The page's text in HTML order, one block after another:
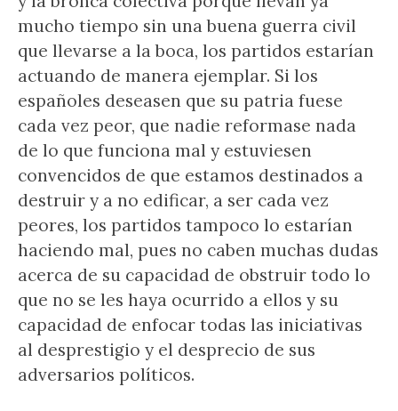
mucho tiempo sin una buena guerra civil
que llevarse a la boca, los partidos estarían
actuando de manera ejemplar. Si los
españoles deseasen que su patria fuese
cada vez peor, que nadie reformase nada
de lo que funciona mal y estuviesen
convencidos de que estamos destinados a
destruir y a no edificar, a ser cada vez
peores, los partidos tampoco lo estarían
haciendo mal, pues no caben muchas dudas
acerca de su capacidad de obstruir todo lo
que no se les haya ocurrido a ellos y su
capacidad de enfocar todas las iniciativas
al desprestigio y el desprecio de sus
adversarios políticos.